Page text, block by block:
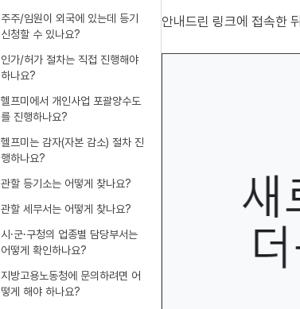
주주/임원이 외국에 있는데 등기
신청할 수 있나요?
인가/허가 절차는 직접 진행해야
하나요?
헬프미에서 개인사업 포괄양수도
를 진행하나요?
헬프미는 감자(자본 감소) 절차 진
행하나요?
관할 등기소는 어떻게 찾나요?
관할 세무서는 어떻게 찾나요?
시·군·구청의 업종별 담당부서는
어떻게 확인하나요?
지방고용노동청에 문의하려면 어
떻게 해야 하나요?
안내드린 링크에 접속한